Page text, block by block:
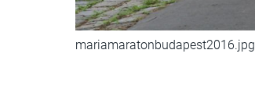
mariamaratonbudapest2016.jpg